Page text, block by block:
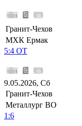
Гранит-Чехов
МХК Ермак
5:4 ОТ
9.05.2026, Сб
Гранит-Чехов
Металлург ВО
1:6